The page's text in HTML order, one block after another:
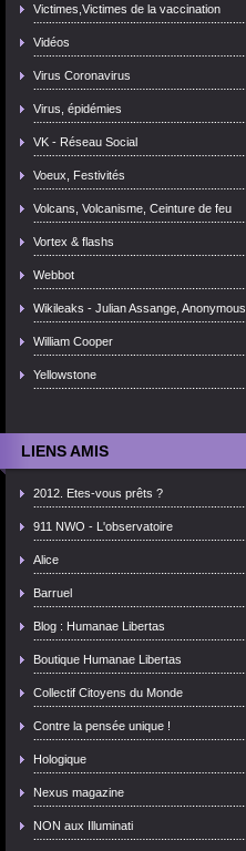
Victimes,Victimes de la vaccination
Vidéos
Virus Coronavirus
Virus, épidémies
VK - Réseau Social
Voeux, Festivités
Volcans, Volcanisme, Ceinture de feu
Vortex & flashs
Webbot
Wikileaks - Julian Assange, Anonymous
William Cooper
Yellowstone
LIENS AMIS
2012. Etes-vous prêts ?
911 NWO - L'observatoire
Alice
Barruel
Blog : Humanae Libertas
Boutique Humanae Libertas
Collectif Citoyens du Monde
Contre la pensée unique !
Hologique
Nexus magazine
NON aux Illuminati